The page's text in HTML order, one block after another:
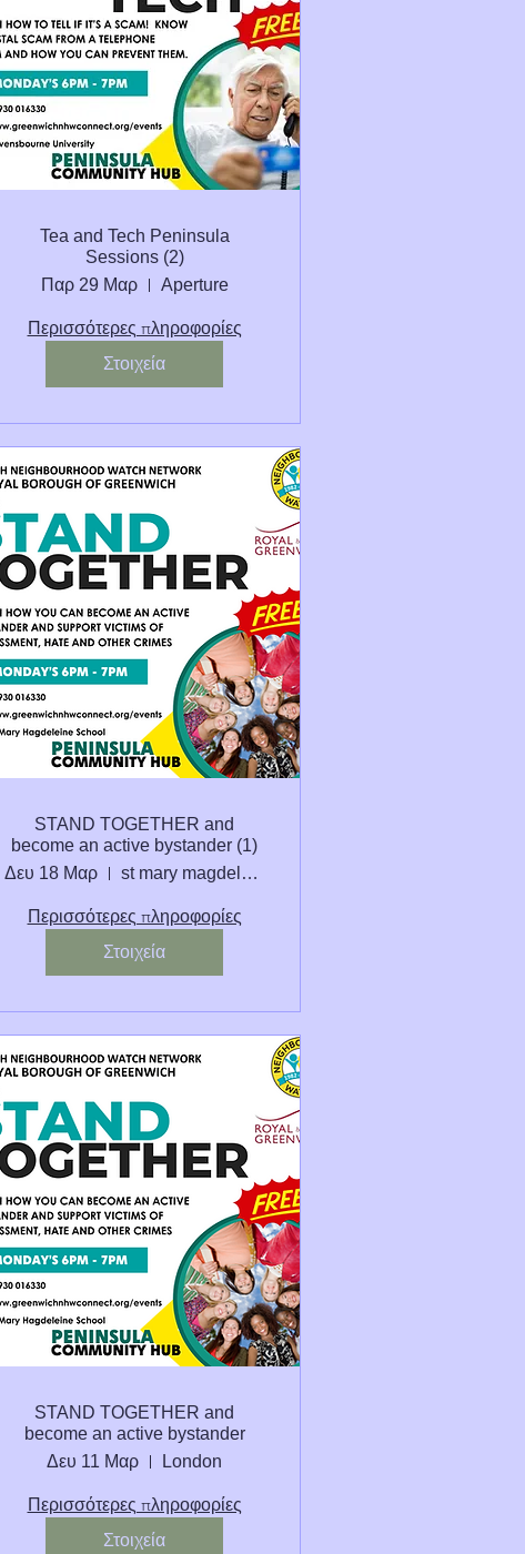
Tea and Tech Peninsula
Sessions (2)
Παρ 29 Μαρ
Aperture
Περισσότερες πληροφορίες
Στοιχεία
STAND TOGETHER and
become an active bystander (1)
Δευ 18 Μαρ
st mary magdelene school
Περισσότερες πληροφορίες
Στοιχεία
STAND TOGETHER and
become an active bystander
Δευ 11 Μαρ
London
Περισσότερες πληροφορίες
Στοιχεία